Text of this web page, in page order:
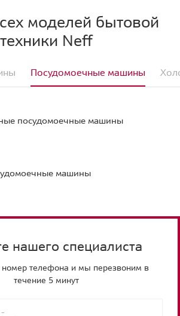
моделей бытовой
техники Neff
Посудомоечные машины
посудомоечные машины
машины
нашего специалиста
телефона и мы перезвоним в
течение 5 минут